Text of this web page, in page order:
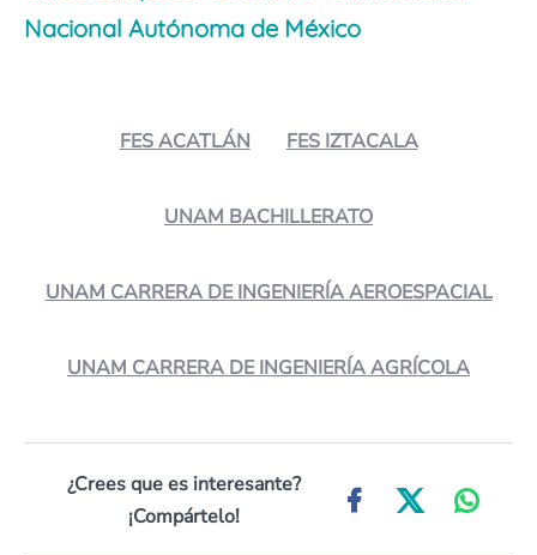
Nacional Autónoma de México
FES ACATLÁN FES IZTACALA
UNAM BACHILLERATO
UNAM CARRERA DE INGENIERÍA AEROESPACIAL
UNAM CARRERA DE INGENIERÍA AGRÍCOLA
¿Crees que es interesante?
¡Compártelo!